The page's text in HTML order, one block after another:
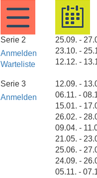
Serie 2
Anmelden
Warteliste
25.09. -
23.10. -
12.12. -
Serie 3
Anmelden
12.09. -
06.11. -
15.01. -
26.02. -
09.04. -
21.05. -
25.06. -
24.09. -
05.11. -